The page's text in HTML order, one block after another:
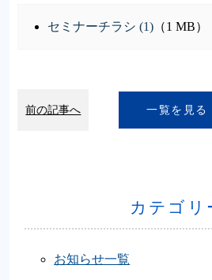
セミナーチラシ (1) （1 MB）
前の記事へ 一覧を見る
カテゴリ
お知らせ一覧